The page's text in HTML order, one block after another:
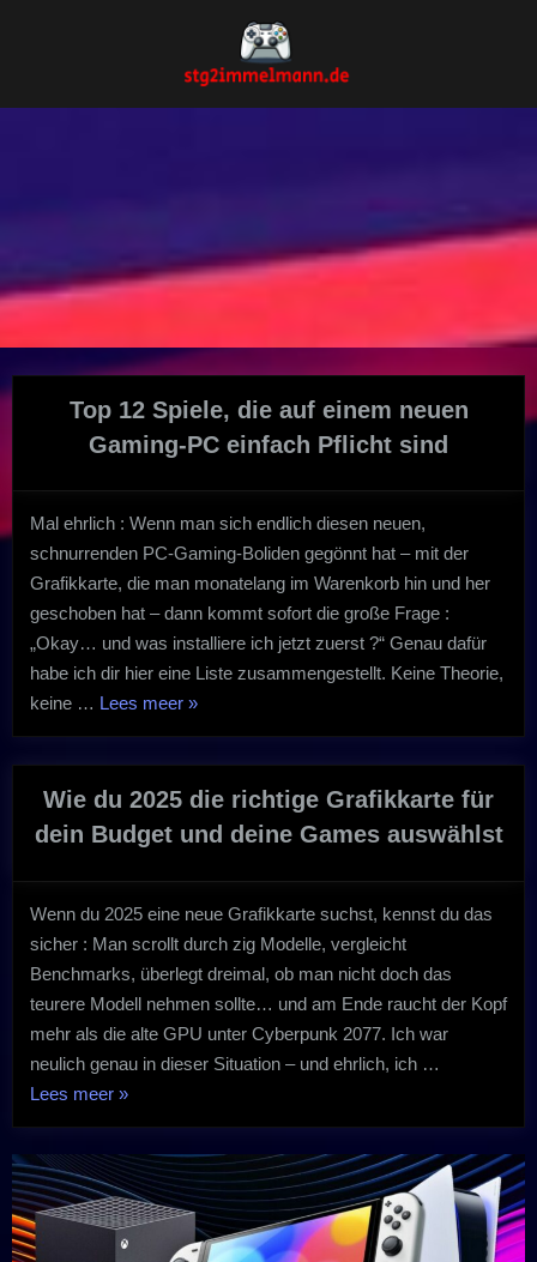
Top 12 Spiele, die auf einem neuen
Gaming-PC einfach Pflicht sind
Mal ehrlich : Wenn man sich endlich diesen neuen,
schnurrenden PC-Gaming-Boliden gegönnt hat – mit der
Grafikkarte, die man monatelang im Warenkorb hin und her
geschoben hat – dann kommt sofort die große Frage :
„Okay… und was installiere ich jetzt zuerst ?“ Genau dafür
habe ich dir hier eine Liste zusammengestellt. Keine Theorie,
keine … Lees meer„Top
Spiele,
die
Gaming-
PC
einfach
Pflicht
sind“
»
Wie du 2025 die richtige Grafikkarte für
dein Budget und deine Games auswählst
Wenn du 2025 eine neue Grafikkarte suchst, kennst du das
sicher : Man scrollt durch zig Modelle, vergleicht
Benchmarks, überlegt dreimal, ob man nicht doch das
teurere Modell nehmen sollte… und am Ende raucht der Kopf
mehr als die alte GPU unter Cyberpunk 2077. Ich war
neulich genau in dieser Situation – und ehrlich, ich …
Lees meer„Wie
2025
die
richtige
Grafikkarte
»